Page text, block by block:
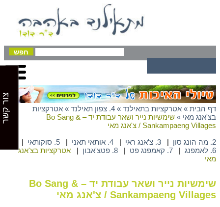
דף הבית » אטרקציות בתאילנד » 4. צפון תאילנד » אטרקציות
בצ'אנג מאי »
שימשיות נייר ושאר עבודת יד – Bo Sang &
Sankampaeng Villages / צ'אנג מאי
2. מה הונג סון
| 3. צ'אנג ראי | 4. אותאי תאני | 5. סוקותאי
|
6. לאמפנג
| 7. קאמפנג פט | 8. פטצ'אבון | אטרקציות בצ'אנג
מאי
שימשיות נייר ושאר עבודת יד – Bo Sang &
Sankampaeng Villages / צ'אנג מאי
צור קשר